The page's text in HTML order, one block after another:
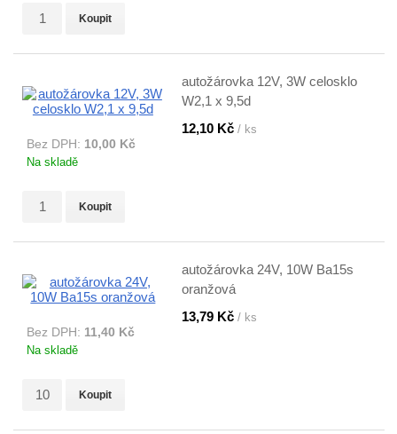
Koupit
autožárovka 12V, 3W celosklo
W2,1 x 9,5d
12,10 Kč / ks
Bez DPH: 10,00 Kč
Na skladě
Koupit
autožárovka 24V, 10W Ba15s
oranžová
13,79 Kč / ks
Bez DPH: 11,40 Kč
Na skladě
Koupit